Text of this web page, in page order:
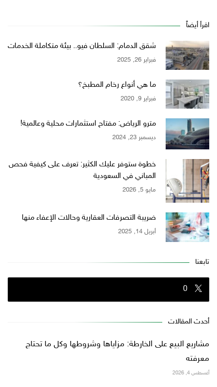
اقرأ أيضاً
شقق الدمام: السلطان فيو.. بيئة متكاملة الخدمات
فبراير 26, 2025
ما هي أنواع رخام المطبخ؟
فبراير 9, 2020
مترو الرياض: مفتاح استثمارات محلية وعالمية!
ديسمبر 23, 2024
خطوة ستوفر عليك الكثير: تعرف على كيفية فحص
المباني في السعودية
مايو 5, 2026
ضريبة التصرفات العقارية وحالات الإعفاء منها
أبريل 14, 2025
تابعنا
0
أحدث المقالات
مشاريع البيع على الخارطة: مزاياها وشروطها وكل ما تحتاج
معرفته
أغسطس 4, 2026